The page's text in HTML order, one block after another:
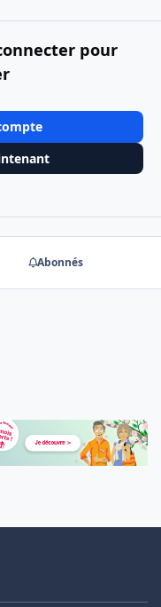
pour
Abonnés